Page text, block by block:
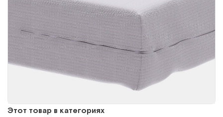
Этот товар в категориях